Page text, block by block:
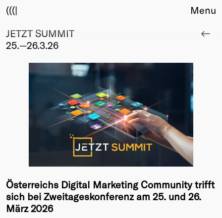
(((|
About
Club
Sponsors
Upcoming
Membership
Info
Members
Young Creatives
Friends of Creativity
Menu
JETZT SUMMIT
25.—26.3.26
Österreichs Digital Marketing Community trifft
sich bei Zweitageskonferenz am 25. und 26.
März 2026